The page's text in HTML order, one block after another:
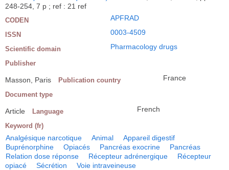
248-254, 7 p ; ref : 21 ref
CODEN APFRAD
ISSN 0003-4509
Scientific domain Pharmacology drugs
Publisher
Masson, Paris Publication country France
Document type
Article Language French
Keyword (fr)
Analgésique narcotique Animal
Appareil digestif
Buprénorphine
Opiacés Pancréas exocrine
Pancréas
Relation dose réponse
Récepteur adrénergique
Récepteur
opiacé
Sécrétion Voie intraveineuse